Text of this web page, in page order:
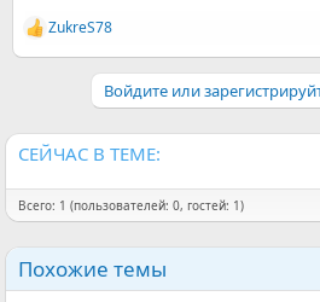
Р
е
и
и
ZukreS78
Войдите или
СЕЙЧАС В ТЕМЕ:
Всего: 1 (пользователей: 0, гостей: 1)
Похожие темы